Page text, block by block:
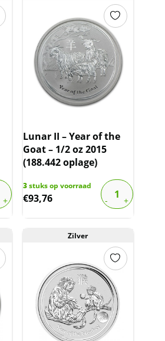
Lunar II – Year of the
Goat – 1/2 oz 2015
(188.442 oplage)
3stuks op voorraad
€93,76
Zilver